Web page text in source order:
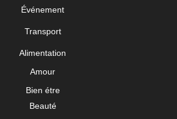
Événement
Transport
Alimentation
Amour
Bien étre
Beauté